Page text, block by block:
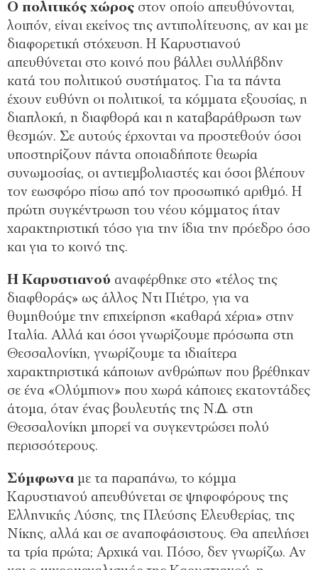
Ο πολιτικός χώρος στον οποίο απευθύνονται,
λοιπόν, είναι εκείνος της αντιπολίτευσης, αν και µε
διαφορετική στόχευση. Η Καρυστιανού
απευθύνεται στο κοινό που βάλλει συλλήβδην
κατά του πολιτικού συστήµατος. Για τα πάντα
έχουν ευθύνη οι πολιτικοί, τα κόµµατα εξουσίας, η
διαπλοκή, η διαφθορά και η καταβαράθρωση των
θεσµών. Σε αυτούς έρχονται να προστεθούν όσοι
υποστηρίζουν πάντα οποιαδήποτε θεωρία
συνωµοσίας, οι αντιεµβολιαστές και όσοι βλέπουν
τον εωσφόρο πίσω από τον προσωπικό αριθµό. Η
πρώτη συγκέντρωση του νέου κόµµατος ήταν
χαρακτηριστική τόσο για την ίδια την πρόεδρο όσο
και για το κοινό της.
Η Καρυστιανού αναφέρθηκε στο «τέλος της
διαφθοράς» ως άλλος Ντι Πιέτρο, για να
θυµηθούµε την επιχείρηση «καθαρά χέρια» στην
Ιταλία. Αλλά και όσοι γνωρίζουµε πρόσωπα στη
Θεσσαλονίκη, γνωρίζουµε τα ιδιαίτερα
χαρακτηριστικά κάποιων ανθρώπων που βρέθηκαν
σε ένα «Ολύµπιον» που χωρά κάποιες εκατοντάδες
άτοµα, όταν ένας βουλευτής της Ν.∆. στη
Θεσσαλονίκη µπορεί να συγκεντρώσει πολύ
περισσότερους.
Σύµφωνα µε τα παραπάνω, το κόµµα
Καρυστιανού απευθύνεται σε ψηφοφόρους της
Ελληνικής Λύσης, της Πλεύσης Ελευθερίας, της
Νίκης, αλλά και σε αναποφάσιστους. Θα απειλήσει
τα τρία πρώτα; Αρχικά ναι. Πόσο, δεν γνωρίζω. Αν